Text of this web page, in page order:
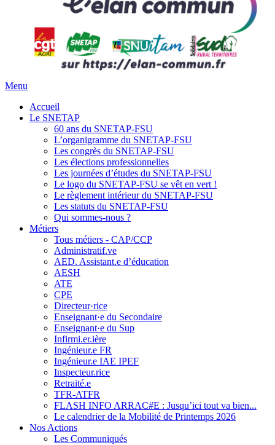
Menu
Accueil
Le SNETAP
60 ans du SNETAP-FSU
L’organigramme du SNETAP-FSU
Les congrès du SNETAP-FSU
Les élections professionnelles
Les journées d’études du SNETAP-FSU
Le logo du SNETAP-FSU se vêt en vert !
Le règlement intérieur du SNETAP-FSU
Les statuts du SNETAP-FSU
Qui sommes-nous ?
Métiers
Tous métiers - CAP/CCP
Administratif.ve
AED. Assistant.e d’éducation
AESH
ATE
CPE
Directeur·rice
Enseignant·e du Secondaire
Enseignant·e du Sup
Infirmi.er.ière
Ingénieur.e FR
Ingénieur.e IAE IPEF
Inspecteur.rice
Retraité.e
TFR-ATFR
FLASH INFO ARRAC#E : Jusqu’ici tout va bien...
Le calendrier de la Mobilité de Printemps 2026
Nos Actions
Les Communiqués